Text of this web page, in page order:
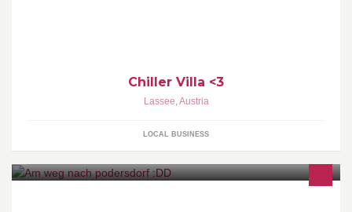
Chiller Villa <3
Lassee,Austria
LOCAL BUSINESS